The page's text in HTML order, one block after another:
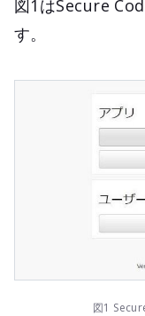
図1はSecure
す。
図1